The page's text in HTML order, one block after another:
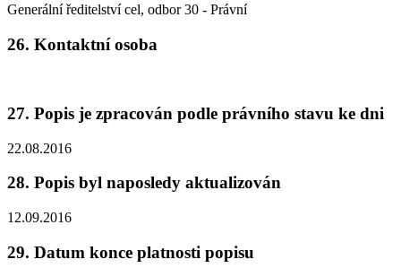
Generální ředitelství cel, odbor 30 - Právní
26. Kontaktní osoba
27. Popis je zpracován podle právního stavu ke dni
22.08.2016
28. Popis byl naposledy aktualizován
12.09.2016
29. Datum konce platnosti popisu